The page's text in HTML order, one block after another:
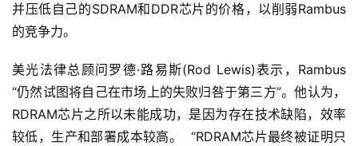
并压低自己的SDRAM和DDR芯片的价格，以削弱Rambus
的竞争力。
美光法律总顾问罗德·路易斯(Rod Lewis)表示，Rambus
“仍然试图将自己在市场上的失败归咎于第三方”。他认为，
RDRAM芯片之所以未能成功，是因为存在技术缺陷，效率
较低，生产和部署成本较高。  “RDRAM芯片最终被证明只